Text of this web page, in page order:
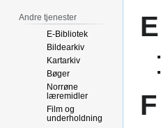
E
F
Andre tjenester
E-Bibliotek
Bildearkiv
Kartarkiv
Bøger
Norrøne
læremidler
Film og
underholdning